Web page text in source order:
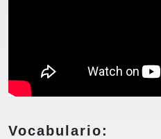
Vocabulario: